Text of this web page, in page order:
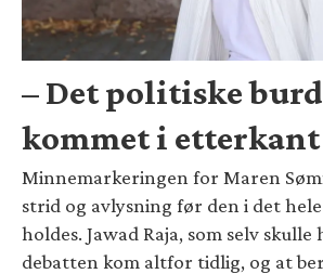
– Det politiske
kommet i etterkant
Minnemarkeringen for Maren
strid og avlysning før den i det
holdes. Jawad Raja, som selv
debatten kom altfor tidlig, og at